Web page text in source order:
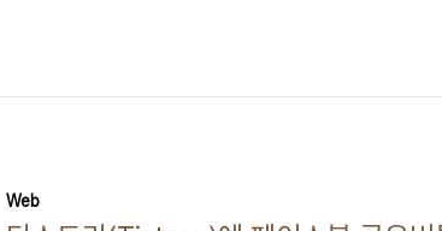
Web